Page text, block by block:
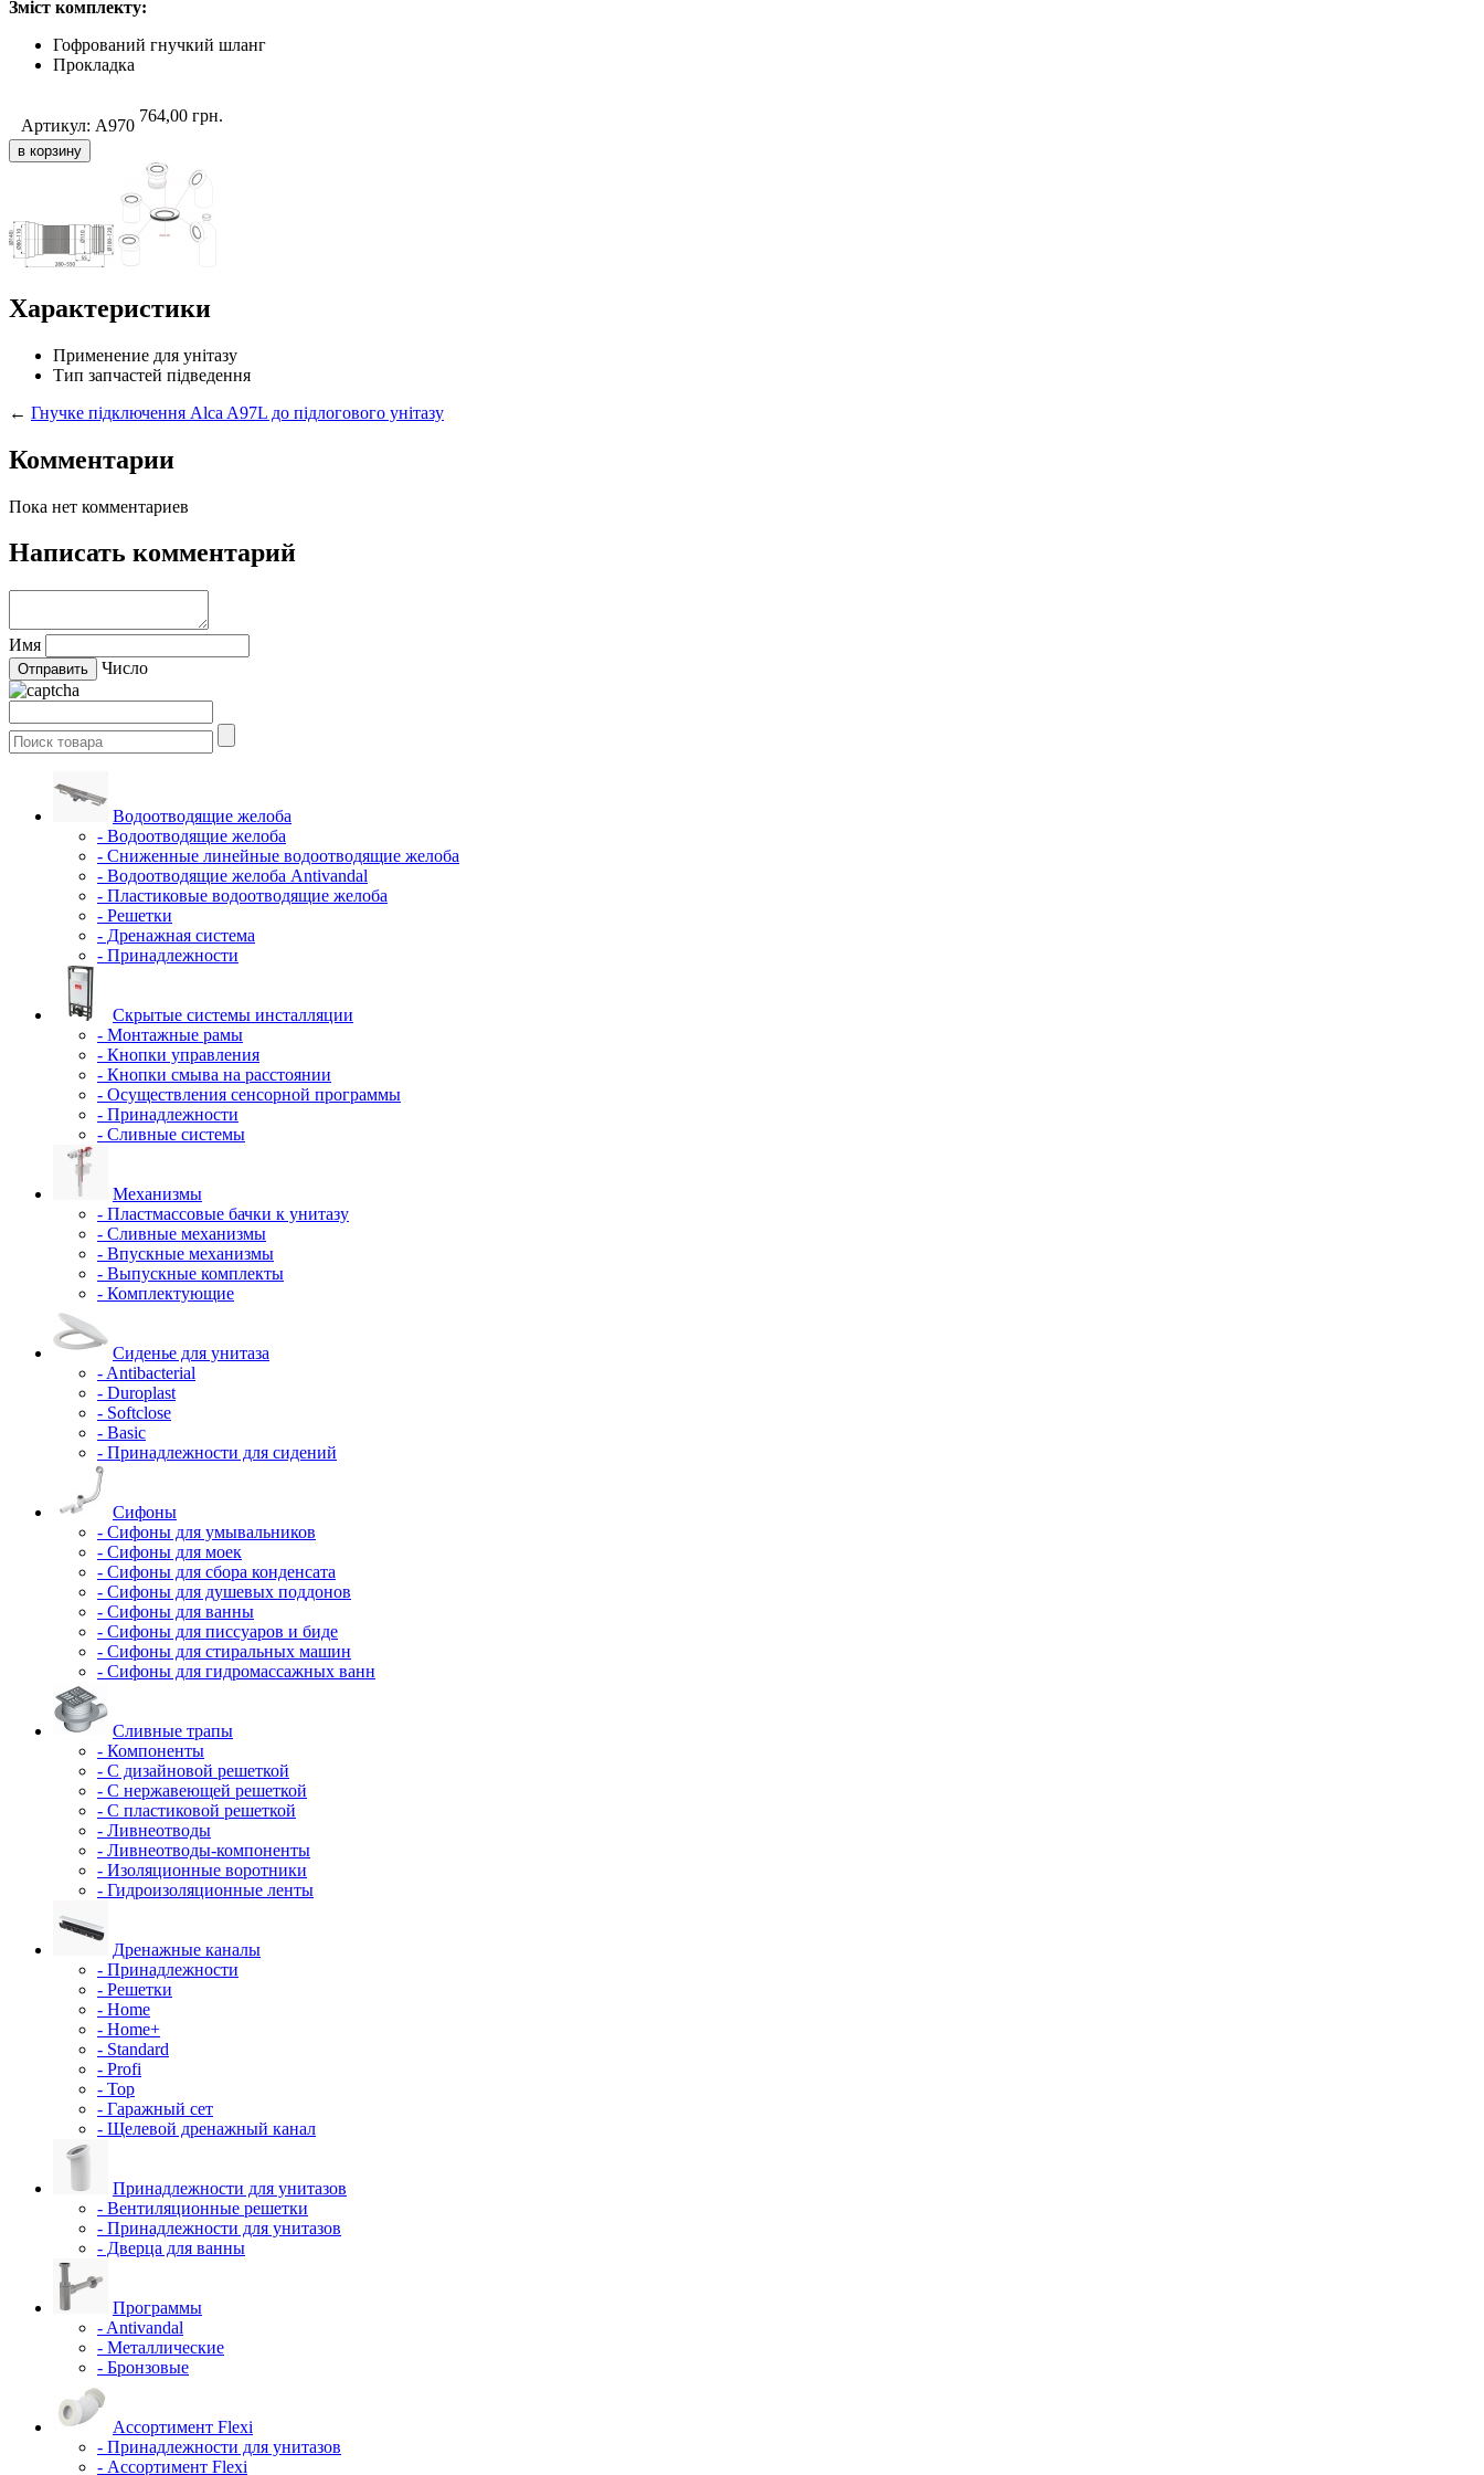
Зміст комплекту:
Гофрований гнучкий шланг
Прокладка
Артикул: A970
764,00 грн.
Характеристики
Применение для унітазу
Тип запчастей підведення
← Гнучке підключення Alca A97L до підлогового унітазу
Комментарии
Пока нет комментариев
Написать комментарий
Имя
Число
Водоотводящие желоба
- Водоотводящие желоба
- Сниженные линейные водоотводящие желоба
- Водоотводящие желоба Antivandal
- Пластиковые водоотводящие желоба
- Решетки
- Дренажная система
- Принадлежности
Скрытые системы инсталляции
- Монтажные рамы
- Кнопки управления
- Кнопки смыва на расстоянии
- Осуществления сенсорной программы
- Принадлежности
- Сливные системы
Механизмы
- Пластмассовые бачки к унитазу
- Сливные механизмы
- Впускные механизмы
- Выпускные комплекты
- Комплектующие
Сиденье для унитаза
- Antibacterial
- Duroplast
- Softclose
- Basic
- Принадлежности для сидений
Сифоны
- Сифоны для умывальников
- Сифоны для моек
- Сифоны для сбора конденсата
- Сифоны для душевых поддонов
- Сифоны для ванны
- Сифоны для писсуаров и биде
- Сифоны для стиральных машин
- Сифоны для гидромассажных ванн
Сливные трапы
- Компоненты
- С дизайновой решеткой
- С нержавеющей решеткой
- С пластиковой решеткой
- Ливнеотводы
- Ливнеотводы-компоненты
- Изоляционные воротники
- Гидроизоляционные ленты
Дренажные каналы
- Принадлежности
- Решетки
- Home
- Home+
- Standard
- Profi
- Top
- Гаражный сет
- Щелевой дренажный канал
Принадлежности для унитазов
- Вентиляционные решетки
- Принадлежности для унитазов
- Дверца для ванны
Программы
- Antivandal
- Металлические
- Бронзовые
Ассортимент Flexi
- Принадлежности для унитазов
- Ассортимент Flexi